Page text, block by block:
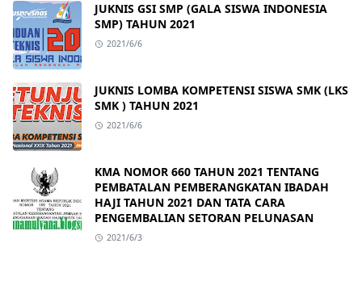
JUKNIS GSI SMP (GALA SISWA INDONESIA
SMP) TAHUN 2021
2021/6/6
JUKNIS LOMBA KOMPETENSI SISWA SMK (LKS
SMK ) TAHUN 2021
2021/6/6
KMA NOMOR 660 TAHUN 2021 TENTANG
PEMBATALAN PEMBERANGKATAN IBADAH
HAJI TAHUN 2021 DAN TATA CARA
PENGEMBALIAN SETORAN PELUNASAN
2021/6/3